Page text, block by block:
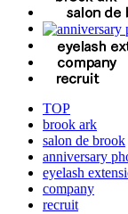
TOP
brook ark
salon de brook
anniversary
eyelash
company
recruit